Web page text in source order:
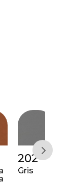
202
Gris